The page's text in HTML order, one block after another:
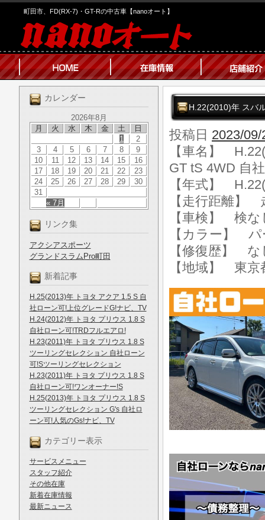
町田市、FD(RX-7)・GT-Rの中古車【nanoオート】
カレンダー
2026年8月
月
火 水 木 金 土 日
« 7月
1
2
3
4 5 6 7 8
9
10
11 12 13 14 15
16
17
18 19 20 21 22
23
24
25 26 27 28 29
30
31
リンク集
アクシアスポーツ
グランドスラムPro町田
新着記事
H.25(2013)年 トヨタ アクア 1.5 S 自
社ローン可!上位グレードG!ナビ、TV
H.24(2012)年 トヨタ プリウス 1.8 S
自社ローン可!TRDフルエアロ!
H.23(2011)年 トヨタ プリウス 1.8 S
ツーリングセレクション 自社ローン
可!Sツーリングセレクション
H.23(2011)年 トヨタ プリウス 1.8 S
自社ローン可!ワンオーナー!S
H.25(2013)年 トヨタ プリウス 1.8 S
ツーリングセレクション G's 自社ロ
ーン可!人気のGs!ナビ、TV
カテゴリー表示
サービスメニュー
スタッフ紹介
その他在庫
新着在庫情報
最新ニュース
H.22(2010)年 スバ
投稿日 2023/09/
【車名】
GT tS 4WD 自
【年式】
【走行距離】
【車検】 検な
【カラー】
【修復歴】 な
【地域】 東京